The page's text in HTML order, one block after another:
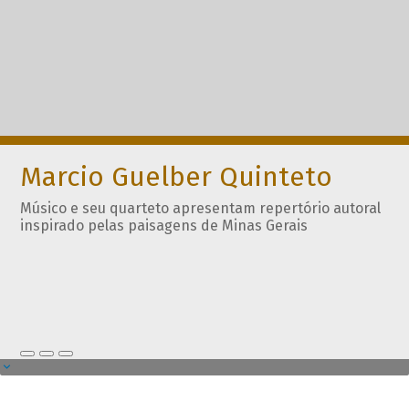
Marcio Guelber Quinteto
Músico e seu quarteto apresentam repertório autoral
inspirado pelas paisagens de Minas Gerais